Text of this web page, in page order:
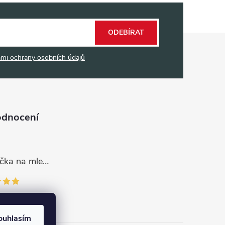
ochrany osobních údajů
ODEBÍRAT
Dávkovací lžička na mletou kávu 53132C8134